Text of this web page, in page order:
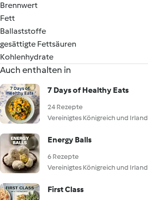
Brennwert
Fett
Ballaststoffe
gesättigte Fettsäuren
Kohlenhydrate
Auch enthalten in
7 Days of Healthy Eats
24 Rezepte
Vereinigtes Königreich und Irland
Energy Balls
6 Rezepte
Vereinigtes Königreich und Irland
First Class